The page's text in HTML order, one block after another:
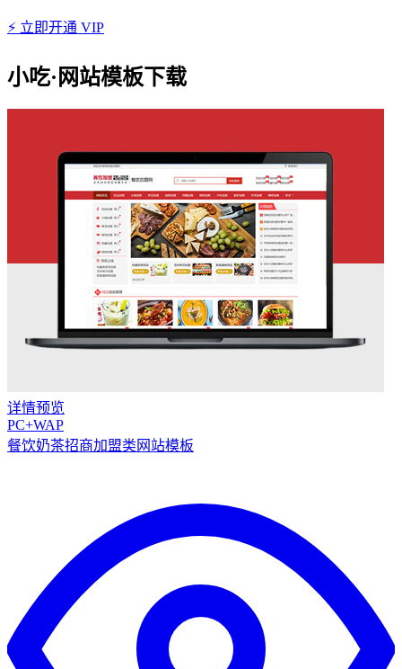
⚡ 立即开通 VIP
小吃·网站模板下载
详情预览
PC+WAP
餐饮奶茶招商加盟类网站模板